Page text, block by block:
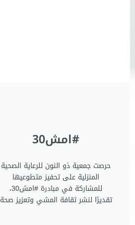
#امش30
حرصت جمعية ذو النون للرعاية الصحية
المنزلية ‏على تحفيز متطوعيها
للمشاركة في مبادرة ⁧‫#امش30‬⁩،
تقديرًا لنشر ثقافة المشي وتعزيز صحة